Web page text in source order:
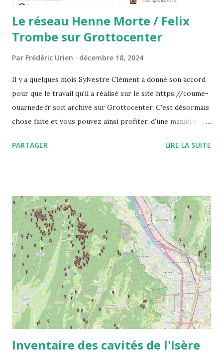
Le réseau Henne Morte / Felix
Trombe sur Grottocenter
Par Frédéric Urien décembre 18, 2024
Il y a quelques mois Sylvestre Clément a donné son accord
pour que le travail qu'il a réalisé sur le site https://coume-
ouarnede.fr soit archivé sur Grottocenter. C'est désormais
chose faite et vous pouvez ainsi profiter, d'une manière
massif d'Arbas et en particulier sur le réseau Henne Morte
PARTAGER LIRE LA SUITE
Inventaire des cavités de l'Isère